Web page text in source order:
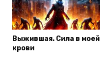
Выжившая. Сила в моей
крови